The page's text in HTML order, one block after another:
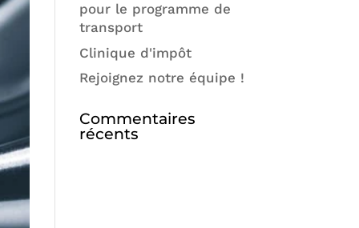
pour le programme de
transport
Clinique d'impôt
Rejoignez notre équipe !
Commentaires
récents